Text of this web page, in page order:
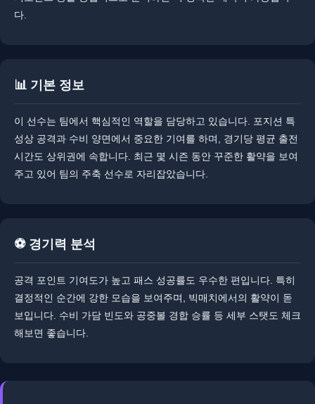
다.
📊 기본 정보
이 선수는 팀에서 핵심적인 역할을 담당하고 있습니다. ​포지션 특
성상 공격과 수비 양면에서 중요한 기여를 하며, 경기당 평균 출전
시간도 상위권에 속합니다. ​최근 몇 시즌 동안 꾸준한 활약을 보여
주고 있어 팀의 주축 선수로 자리잡았습니다.
⚽ 경기력 분석
공격 포인트 기여도가 높고 패스 성공률도 우수한 편입니다. 특히
결정적인 순간에 강한 모습을 보여주며, 빅매치에서의 활약이 돋
보입니다. ​​수비 가담 빈도와 공중볼 경합 승률 등 세부 스탯도 체크
해보면 좋습니다.